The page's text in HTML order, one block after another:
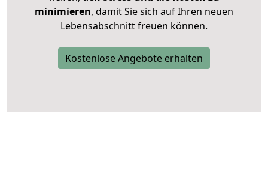
minimieren, damit Sie sich auf Ihren neuen
Lebensabschnitt freuen können.
Kostenlose Angebote erhalten